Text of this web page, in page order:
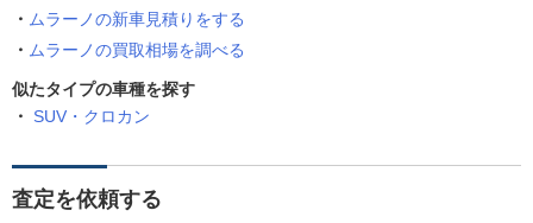
ムラーノの新車見積りをする
ムラーノの買取相場を調べる
似たタイプの車種を探す
SUV・クロカン
査定を依頼する